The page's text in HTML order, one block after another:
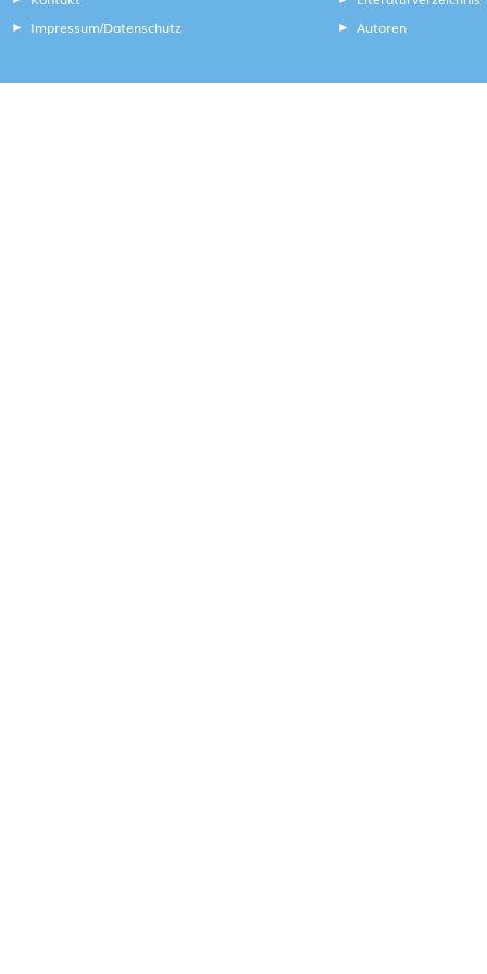
Impressum/Datenschutz
Autoren